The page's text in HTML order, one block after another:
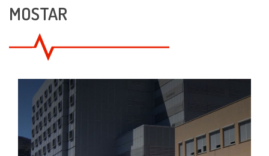
MOSTAR